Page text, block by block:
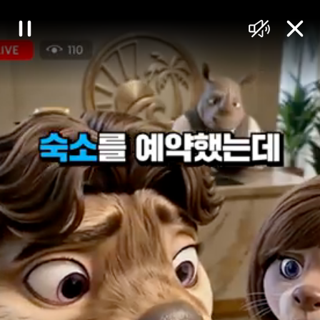
대
한
민
정
책
브
리
핑
일
시
정
지
음
소
닫
기